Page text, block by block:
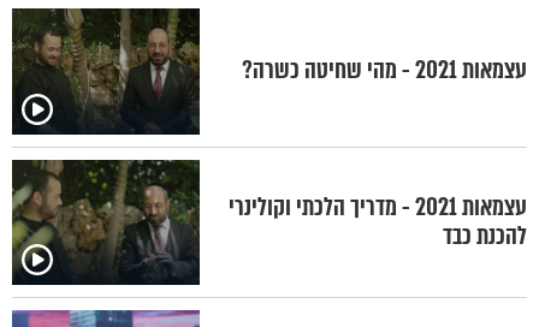
עצמאות 2021 - מהי שחיטה כשרה?
עצמאות 2021 - מדריך הלכתי וקולינרי
להכנת כבד